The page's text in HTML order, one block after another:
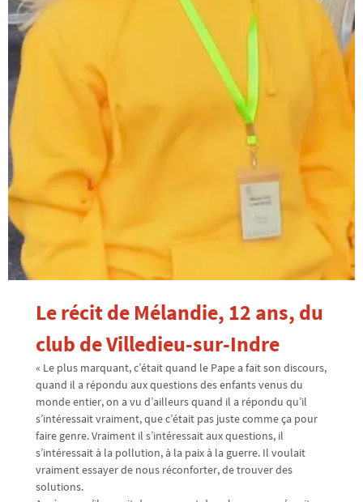
Le récit de Mélandie, 12 ans, du
club de Villedieu-sur-Indre
« Le plus marquant, c’était quand le Pape a fait son discours,
quand il a répondu aux questions des enfants venus du
monde entier, on a vu d’ailleurs quand il a répondu qu’il
s’intéressait vraiment, que c’était pas juste comme ça pour
faire genre. Vraiment il s’intéressait aux questions, il
s’intéressait à la pollution, à la paix à la guerre. Il voulait
vraiment essayer de nous réconforter, de trouver des
solutions.